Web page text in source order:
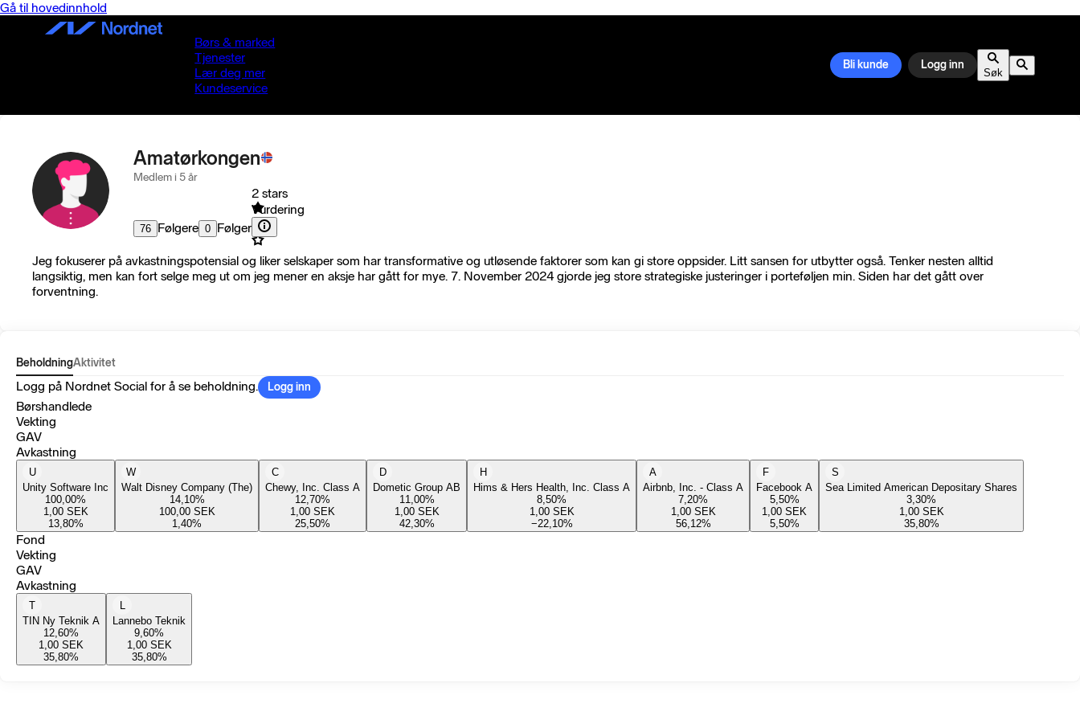
Gå til hovedinnhold
Børs & marked
Tjenester
Lær deg mer
Kundeservice
Bli kunde Logg inn
Søk
Amatørkongen
Medlem i 5 år
76 Følgere 0 Følger
2 stars
Vurdering
Jeg fokuserer på avkastningspotensial og liker selskaper som har transformative og utløsende faktorer som kan gi store oppsider. Litt sansen for utbytter også. Tenker nesten alltid
langsiktig, men kan fort selge meg ut om jeg mener en aksje har gått for mye. 7. November 2024 gjorde jeg store strategiske justeringer i porteføljen min. Siden har det gått over
forventning.
BeholdningAktivitet
Logg på Nordnet Social for å se beholdning. Logg inn
Børshandlede
Vekting
GAV
Avkastning
U
Unity Software Inc
100,00%
1,00 SEK
13,80%
W
Walt Disney Company (The)
14,10%
100,00 SEK
1,40%
C
Chewy, Inc. Class A
12,70%
1,00 SEK
25,50%
D
Dometic Group AB
11,00%
1,00 SEK
42,30%
H
Hims & Hers Health, Inc. Class A
8,50%
1,00 SEK
−22,10%
A
Airbnb, Inc. - Class A
7,20%
1,00 SEK
56,12%
F
Facebook A
5,50%
1,00 SEK
5,50%
S
Sea Limited American Depositary Shares
3,30%
1,00 SEK
35,80%
Fond
Vekting
GAV
Avkastning
T
TIN Ny Teknik A
12,60%
1,00 SEK
35,80%
L
Lannebo Teknik
9,60%
1,00 SEK
35,80%